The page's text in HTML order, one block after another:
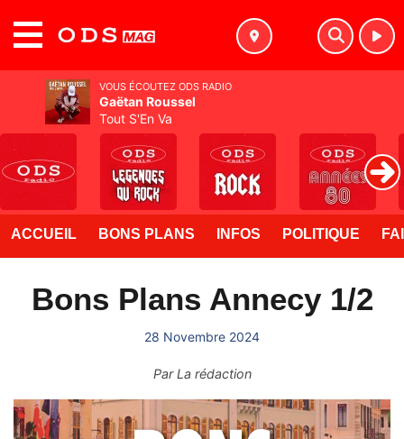
ACCUEIL BONS PLANS INFOS POLITIQUE
Bons Plans Annecy 1/2
28 Novembre 2024
ParLa rédaction
VOUS ÉCOUTEZ ODS RADIO
Gaëtan Roussel
Tout S'En Va